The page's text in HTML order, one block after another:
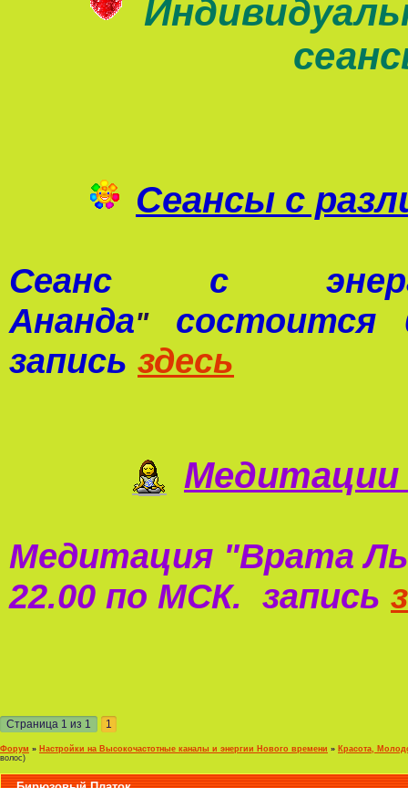
Сеансы с
Сеанс с
Ананда"
состоится
запись здесь
Медитации
Медитация "Врата
22.00 по МСК. запись
Страница 1 из 1 1
Форум » Настройки на Высокочастотные каналы и энергии Нового времени » Красота,
волос)